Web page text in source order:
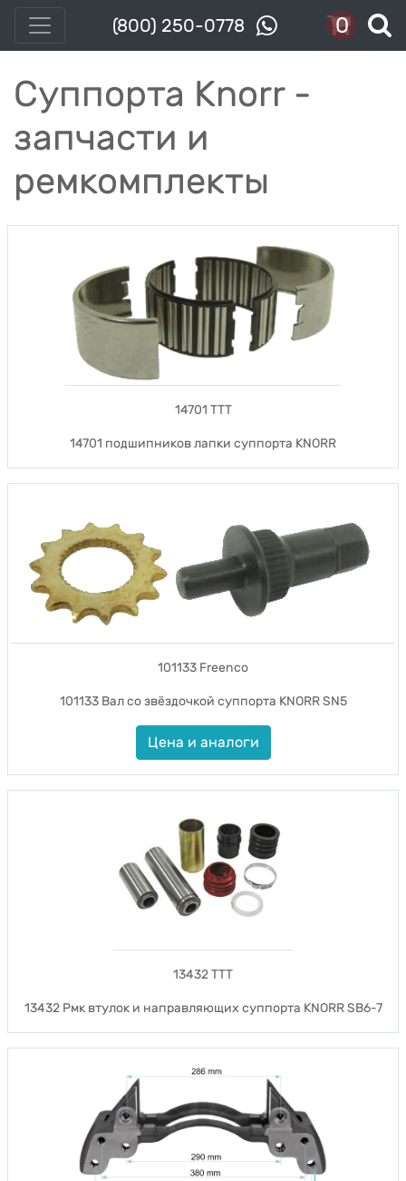
(800) 250-0778 0
Суппорта Knorr -
запчасти и
ремкомплекты
14701 TTT
14701 подшипников лапки суппорта KNORR
101133 Freenco
101133 Вал со звёздочкой суппорта KNORR SN5
Цена и аналоги
13432 TTT
13432 Рмк втулок и направляющих суппорта KNORR SB6-7